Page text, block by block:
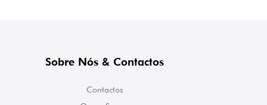
Sobre Nós & Contactos
Contactos